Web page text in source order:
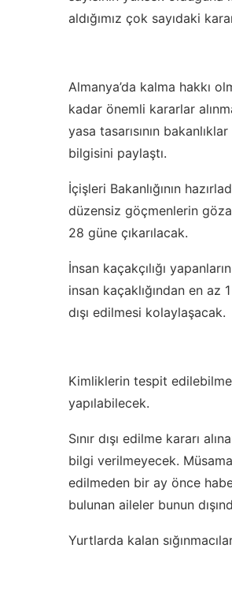
aldığımız çok sayıdaki
Almanya’da kalma hakkı
kadar önemli kararlar
yasa tasarısının
bilgisini paylaştı.
İçişleri Bakanlığının
düzensiz göçmenlerin
28 güne çıkarılacak.
İnsan kaçakçılığı
insan kaçaklığından en az
dışı edilmesi kolaylaşacak.
Kimliklerin tespit
yapılabilecek.
Sınır dışı edilme kararı
bilgi verilmeyecek.
edilmeden bir ay önce
bulunan aileler bunun
Yurtlarda kalan